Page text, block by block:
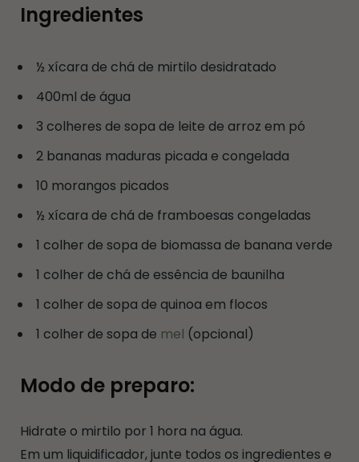
Ingredientes
½ xícara de chá de mirtilo desidratado
400ml de água
3 colheres de sopa de leite de arroz em pó
2 bananas maduras picada e congelada
10 morangos picados
½ xícara de chá de framboesas congeladas
1 colher de sopa de biomassa de banana verde
1 colher de chá de essência de baunilha
1 colher de sopa de quinoa em flocos
1 colher de sopa de mel (opcional)
Modo de preparo:
Hidrate o mirtilo por 1 hora na água.
Em um liquidificador, junte todos os ingredientes e